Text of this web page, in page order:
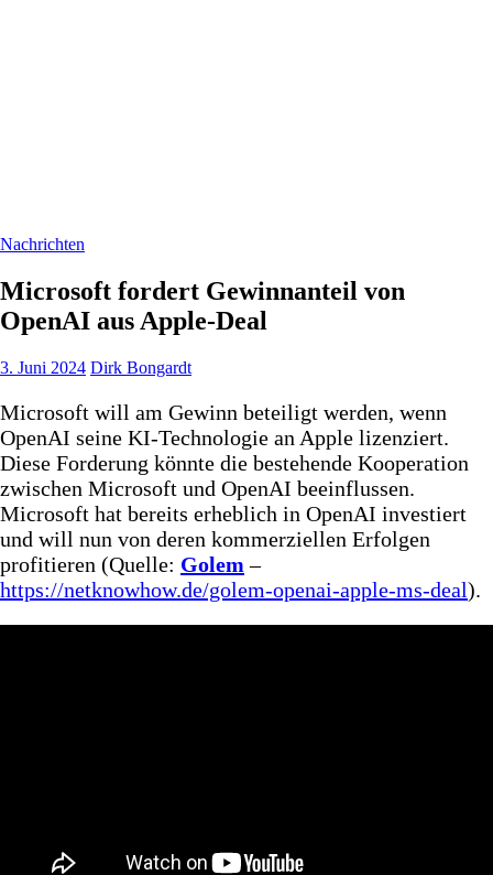
Nachrichten
Microsoft fordert Gewinnanteil von
OpenAI aus Apple-Deal
3. Juni 2024 Dirk Bongardt
Microsoft will am Gewinn beteiligt werden, wenn
OpenAI seine KI-Technologie an Apple lizenziert.
Diese Forderung könnte die bestehende Kooperation
zwischen Microsoft und OpenAI beeinflussen.
Microsoft hat bereits erheblich in OpenAI investiert
und will nun von deren kommerziellen Erfolgen
profitieren (Quelle: Golem –
https://netknowhow.de/golem-openai-apple-ms-deal).